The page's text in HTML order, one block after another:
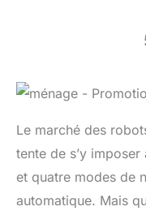
Le marché des
tente de s’y
et quatre modes de
automatique. Mais